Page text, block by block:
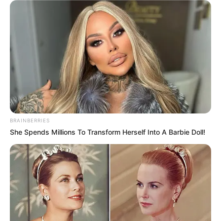
BRAINBERRIES
She Spends Millions To Transform Herself Into A Barbie Doll!